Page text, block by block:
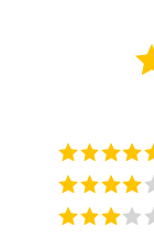
界面活性剤（ジ
ムメトサルフェ
脂肪酸エステル